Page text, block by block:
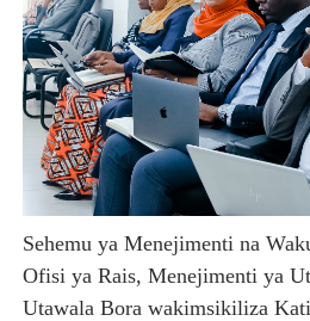
Sehemu ya Menejimenti na
Ofisi ya Rais, Menejimenti ya
Utawala Bora wakimsikiliza